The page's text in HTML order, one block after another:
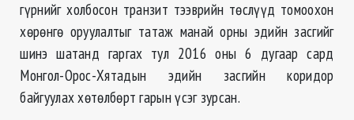
гүрнийг холбосон транзит тээврийн төслүүд томоохон
хөрөнгө оруулалтыг татаж манай орны эдийн засгийг
шинэ шатанд гаргах тул 2016 оны 6 дугаар сард
Монгол-Орос-Хятадын эдийн засгийн коридор
байгуулах хөтөлбөрт гарын үсэг зурсан.